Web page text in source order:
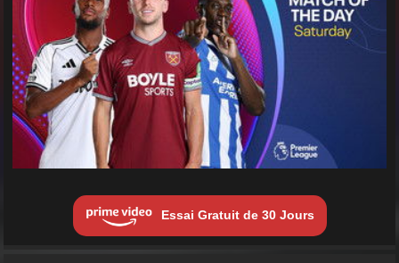
Essai Gratuit de 30 Jours